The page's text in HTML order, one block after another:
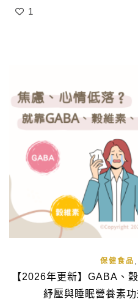
能、維持舒適效率。 魚油同時
1
保健食品
【2026年更新】GABA、
紓壓與睡眠營養素